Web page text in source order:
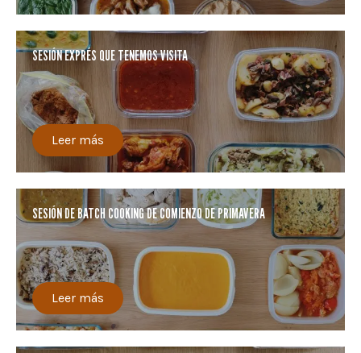
SESIÓN EXPRÉS QUE TENEMOS VISITA
Leer más
SESIÓN DE BATCH COOKING DE COMIENZO DE PRIMAVERA
Leer más